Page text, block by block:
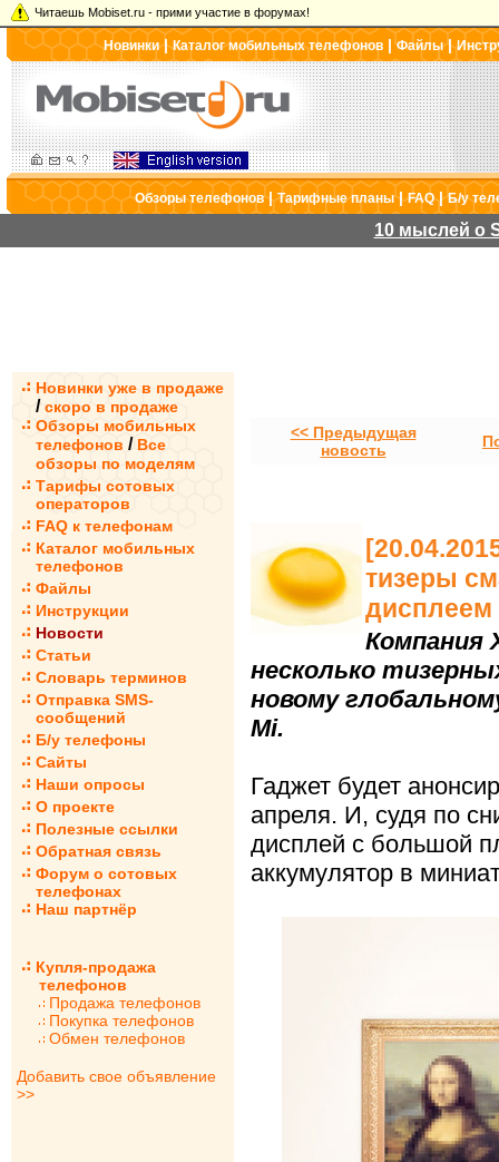
Читаешь Mobiset.ru - прими участие в форумах!
Новинки|Каталог мобильных телефонов |Файлы|
Обзоры телефонов|Тарифные планы|FAQ|Б/у
10 мыслей о
Новинки уже в продаже
/ скоро в продаже
Обзоры мобильных
телефонов / Все
обзоры по моделям
Тарифы сотовых
операторов
FAQ к телефонам
Каталог мобильных
телефонов
Файлы
Инструкции
Новости
Статьи
Словарь терминов
Отправка SMS-
сообщений
Б/у телефоны
Сайты
Наши опросы
О проекте
Полезные ссылки
Обратная связь
Форум о сотовых
телефонах
Наш партнёр
Купля-продажа
телефонов
Продажа телефонов
Покупка телефонов
Обмен телефонов
Добавить свое объявление
>>
<< Предыдущая
новость
тизеры
Компания
несколько
новому
Mi.
Гаджет будет
апреля. И, судя по
дисплей с большой
аккумулятор в